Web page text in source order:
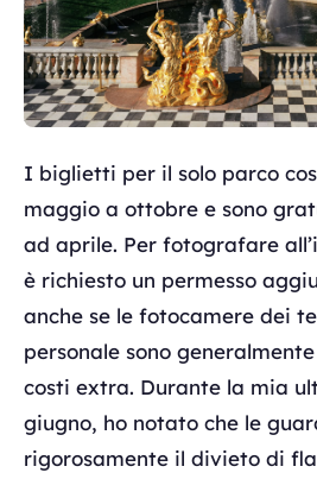
I biglietti per il solo parco
maggio a ottobre e sono
ad aprile. Per fotografare
è richiesto un permesso
anche se le fotocamere dei
personale sono
costi extra. Durante la mia
giugno, ho notato che le
rigorosamente il divieto di